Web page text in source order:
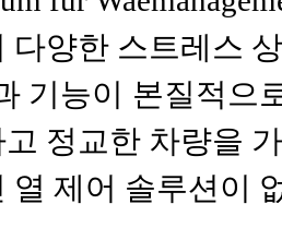
다양한 스트레스
기능이 본질적으
정교한 차량을
열 제어 솔루션이